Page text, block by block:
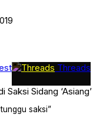
Threads
saksi”